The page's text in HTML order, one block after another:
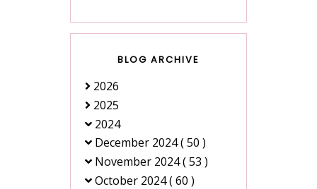
BLOG ARCHIVE
2026
2025
2024
December 2024( 50 )
November 2024( 53 )
October 2024( 60 )